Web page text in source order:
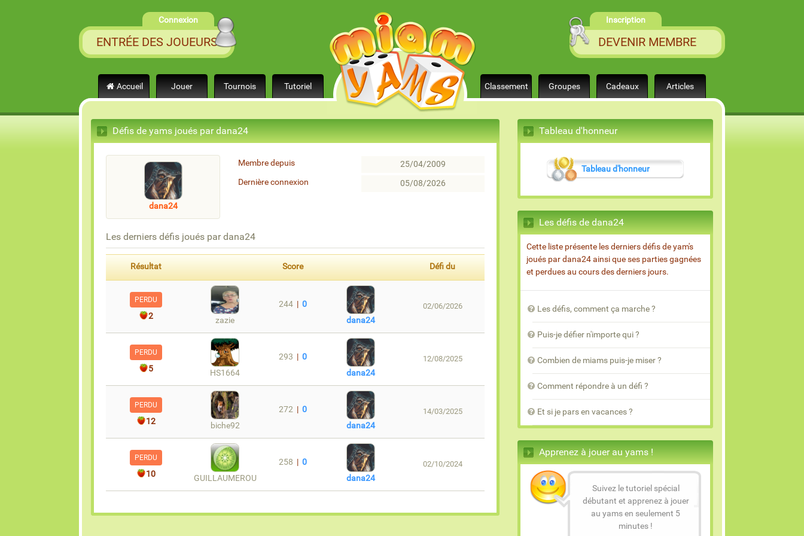
Connexion
ENTRÉE DES JOUEURS
Inscription
DEVENIR MEMBRE
Accueil Jouer Tournois Tutoriel Classement Groupes Cadeaux Articles
Défis de yams joués par dana24
dana24
Membre depuis
25/04/2009
Dernière connexion
05/08/2026
Les derniers défis joués par dana24
Résultat Score Défi du
PERDU
2 zazie
244| 0
dana24
02/06/2026
PERDU
5 HS1664
293 | 0
dana24
12/08/2025
PERDU
12 biche92
272| 0
dana24
14/03/2025
PERDU
10 GUILLAUMEROU
258 | 0
dana24
02/10/2024
Tableau d'honneur
Tableau d'honneur
Les défis de dana24
Cette liste présente les derniers défis de yam's
joués par dana24 ainsi que ses parties gagnées
et perdues au cours des derniers jours.
Les défis, comment ça marche ?
Puis-je défier n'importe qui ?
Combien de miams puis-je miser ?
Comment répondre à un défi ?
Et si je pars en vacances ?
Apprenez à jouer au yams !
Suivez le tutoriel spécial
débutant et apprenez à jouer
au yams en seulement 5
minutes !